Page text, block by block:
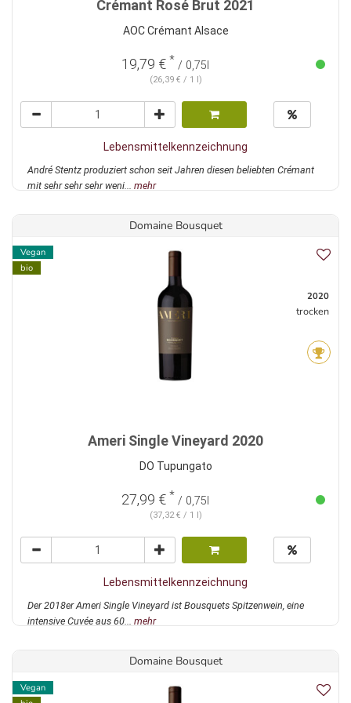
Crémant Rosé Brut 2021
AOC Crémant Alsace
19,79 € * / 0,75l
(26,39 € / 1 l)
Lebensmittelkennzeichnung
André Stentz produziert schon seit Jahren diesen beliebten Crémant
mit sehr sehr sehr weni... mehr
Domaine Bousquet
Vegan
bio
2020
trocken
Ameri Single Vineyard 2020
DO Tupungato
27,99 € * / 0,75l
(37,32 € / 1 l)
Lebensmittelkennzeichnung
Der 2018er Ameri Single Vineyard ist Bousquets Spitzenwein, eine
intensive Cuvée aus 60... mehr
Domaine Bousquet
Vegan